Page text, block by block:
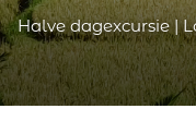
Halve dagexcursie |